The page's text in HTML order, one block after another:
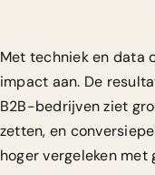
Met techniek en data
impact aan. De
B2B-bedrijven ziet
zetten, en
hoger vergeleken met